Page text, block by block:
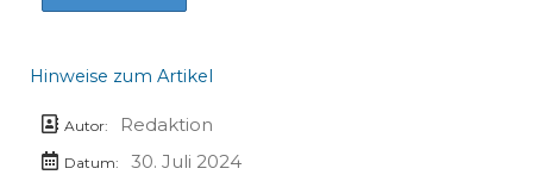
Hinweise zum Artikel
Autor: Redaktion
Datum:
30. Juli 2024